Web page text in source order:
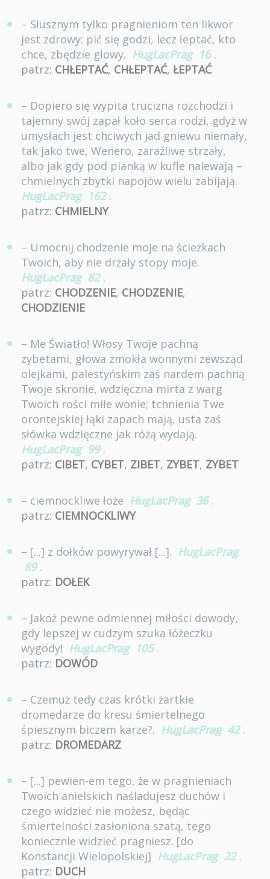
– Słusznym tylko pragnieniom ten likwor
jest zdrowy: pić się godzi, lecz łeptać, kto
chce, zbędzie głowy. HugLacPrag 16 .
patrz: CHŁEPTAĆ, CHŁEPTAĆ, ŁEPTAĆ
– Dopiero się wypita trucizna rozchodzi i
tajemny swój zapał koło serca rodzi, gdyż w
umysłach jest chciwych jad gniewu niemały,
tak jako twe, Wenero, zaraźliwe strzały,
albo jak gdy pod pianką w kufle nalewają –
chmielnych zbytki napojów wielu zabijają.
HugLacPrag 162 .
patrz: CHMIELNY
– Umocnij chodzenie moje na ścieżkach
Twoich, aby nie drżały stopy moje.
HugLacPrag 82 .
patrz: CHODZENIE, CHODZENIE,
CHODZIENIE
– Me Światło! Włosy Twoje pachną
zybetami, głowa zmokła wonnymi zewsząd
olejkami, palestyńskim zaś nardem pachną
Twoje skronie, wdzięczna mirta z warg
Twoich rości miłe wonie; tchnienia Twe
orontejskiej łąki zapach mają, usta zaś
słówka wdzięczne jak różą wydają.
HugLacPrag 99 .
patrz: CIBET, CYBET, ZIBET, ZYBET, ZYBET
– ciemnockliwe łoże HugLacPrag 36 .
patrz: CIEMNOCKLIWY
– [...] z dołków powyrywał [...]. HugLacPrag
89 .
patrz: DOŁEK
– Jakoż pewne odmiennej miłości dowody,
gdy lepszej w cudzym szuka łóżeczku
wygody! HugLacPrag 105 .
patrz: DOWÓD
– Czemuż tedy czas krótki żartkie
dromedarze do kresu śmiertelnego
śpiesznym biczem karze?. HugLacPrag 42 .
patrz: DROMEDARZ
– [...] pewien-em tego, że w pragnieniach
Twoich anielskich naśladujesz duchów i
czego widzieć nie możesz, będąc
śmiertelności zasłoniona szatą, tego
koniecznie widzieć pragniesz. [do
Konstancji Wielopolskiej] HugLacPrag 22 .
patrz: DUCH